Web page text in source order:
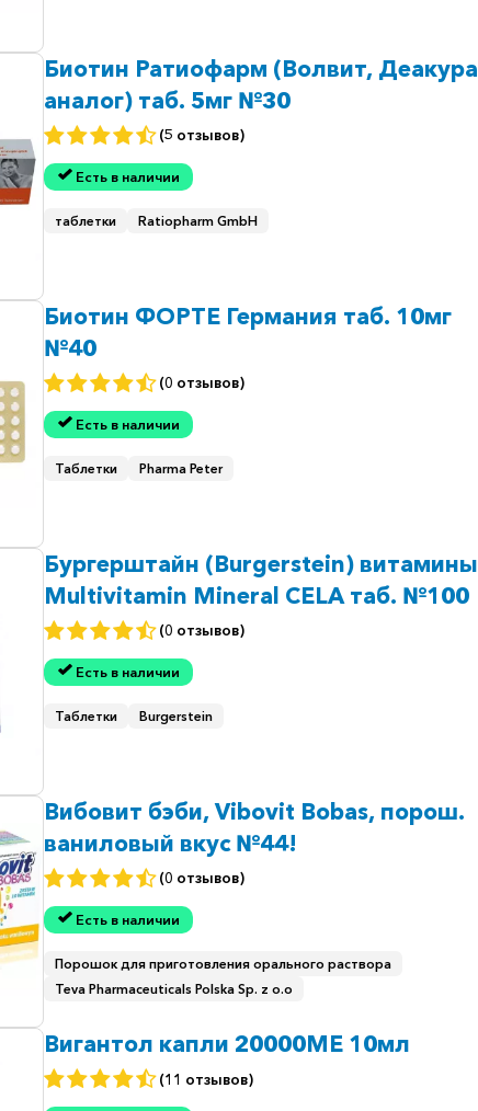
Биотин Ратиофарм (Волвит, Деакура
аналог) таб. 5мг №30
(5 отзывов)
Есть в наличии
таблетки Ratiopharm GmbH
Биотин ФОРТЕ Германия таб. 10мг
№40
(0 отзывов)
Есть в наличии
Таблетки Pharma Peter
Бургерштайн (Burgerstein) витамины
Multivitamin Mineral CELA таб. №100
(0 отзывов)
Есть в наличии
Таблетки Burgerstein
Вибовит бэби, Vibovit Bobas, порош.
ваниловый вкус №44!
(0 отзывов)
Есть в наличии
Порошок для приготовления орального раствора
Teva Pharmaceuticals Polska Sp. z o.o
Вигантол капли 20000МЕ 10мл
(11 отзывов)